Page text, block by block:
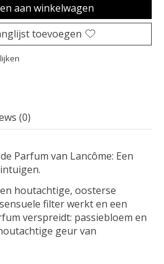
aan winkelwagen
toevoegen
(0)
Parfum van Lancôme: Een
houtachtige, oosterse
filter werkt en een
verspreidt: passiebloem en
geur van